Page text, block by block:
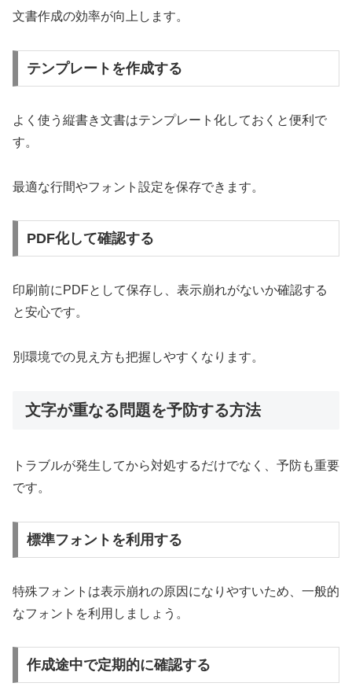
文書作成の効率が向上します。
テンプレートを作成する
よく使う縦書き文書はテンプレート化しておくと便利で
す。
最適な行間やフォント設定を保存できます。
PDF化して確認する
印刷前にPDFとして保存し、表示崩れがないか確認する
と安心です。
別環境での見え方も把握しやすくなります。
文字が重なる問題を予防する方法
トラブルが発生してから対処するだけでなく、予防も重要
です。
標準フォントを利用する
特殊フォントは表示崩れの原因になりやすいため、一般的
なフォントを利用しましょう。
作成途中で定期的に確認する